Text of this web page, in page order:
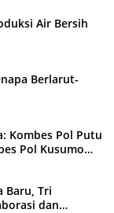
Air Bersih
Berlarut-
Kombes Pol Putu
Pol Kusumo
Baru, Tri
dan